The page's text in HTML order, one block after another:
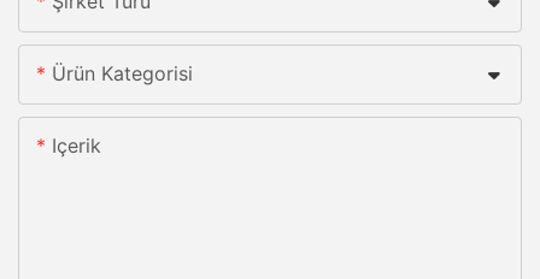
Ürün Kategorisi
Içerik